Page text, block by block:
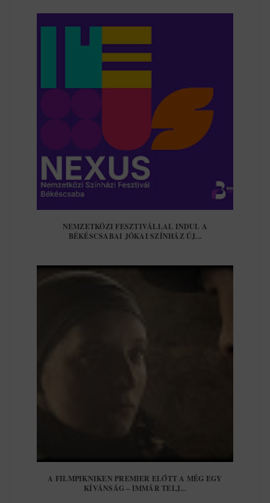
NEMZETKÖZI FESZTIVÁLLAL INDUL A
BÉKÉSCSABAI JÓKAI SZÍNHÁZ ÚJ...
A FILMPIKNIKEN PREMIER ELŐTT A MÉG EGY
KÍVÁNSÁG – IMMÁR TELJ...